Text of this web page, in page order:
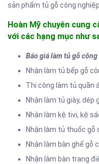
sản phẩm tủ gỗ công
Hoàn Mỹ chuyên cung
với các hạng mục như
Báo giá làm tủ gỗ công
Nhận làm tủ bếp gỗ
Thi công làm tủ quần
Nhận làm tủ giày, dép
Nhận làm kệ tivi, kệ
Nhận làm tủ thuốc gỗ
Nhận làm bàn ghế gỗ
Nhận làm bàn trang